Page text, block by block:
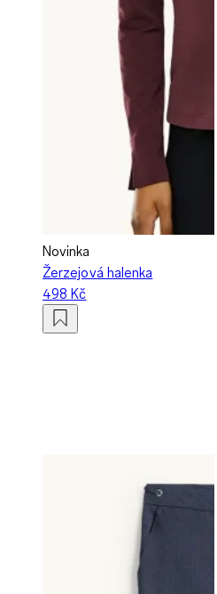
Novinka
Žerzejová halenka
498 Kč